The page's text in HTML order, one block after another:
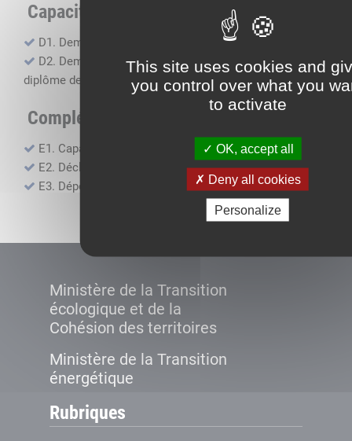
This site uses cookies and
you control over what you
to activate
OK, accept all
Deny all cookies
Personalize
Capacité professionnelle
D1. Demande d’attestation de capacité professionnelle
D2. Demande de certificat attestant l'obtention du
diplôme de capacité professionnelle
Compléments, suivi financier
E1. Capacité financière
E2. Déclaration de sous-traitance
E3. Dépôt des comptes annuels
Ministère de la Transition
écologique et de la
Cohésion des territoires
Ministère de la Transition
énergétique
Rubriques